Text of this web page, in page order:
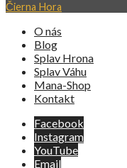
Čierna Hora
O nás
Blog
Splav Hrona
Splav Váhu
Mana-Shop
Kontakt
Facebook
Instagram
YouTube
Email